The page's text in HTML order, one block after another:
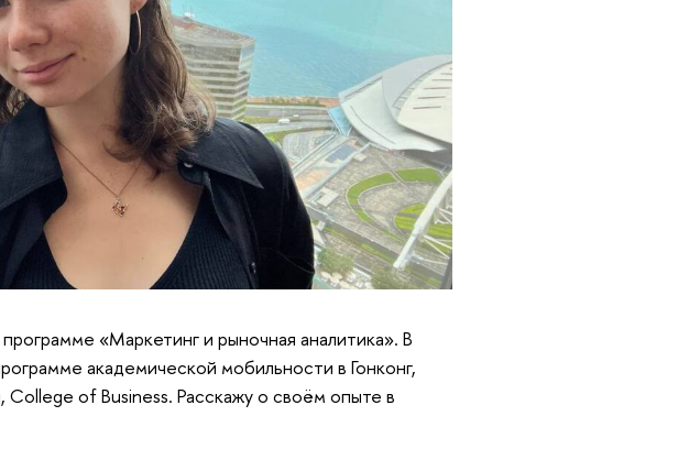
«Маркетинг и рыночная аналитика». В
академической мобильности в Гонконг,
of Business. Расскажу о своём опыте в